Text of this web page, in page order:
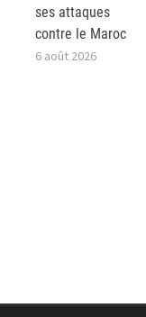
ses attaques
contre le Maroc
6 août 2026